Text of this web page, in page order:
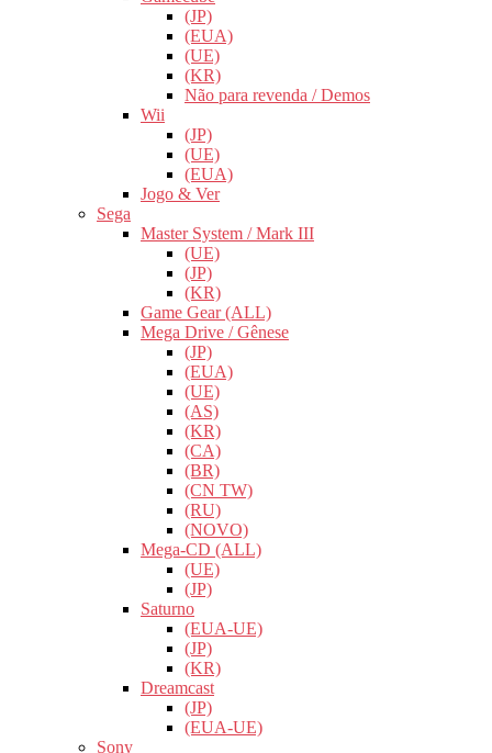
(JP)
(EUA)
(UE)
(KR)
Não para revenda / Demos
Wii
(JP)
(UE)
(EUA)
Jogo & Ver
Sega
Master System / Mark III
(UE)
(JP)
(KR)
Game Gear (ALL)
Mega Drive / Gênese
(JP)
(EUA)
(UE)
(AS)
(KR)
(CA)
(BR)
(CN TW)
(RU)
(NOVO)
Mega-CD (ALL)
(UE)
(JP)
Saturno
(EUA-UE)
(JP)
(KR)
Dreamcast
(JP)
(EUA-UE)
Sony